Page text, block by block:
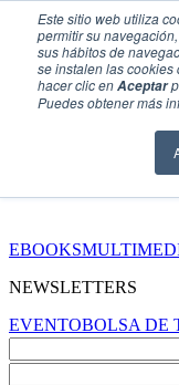
Este sitio web utiliza
permitir su
sus hábitos de
se instalen las cookies
hacer clic enAceptar
Puedes obtener más
EBOOKS
NEWSLETTERS
EVENTOBOLSA DE